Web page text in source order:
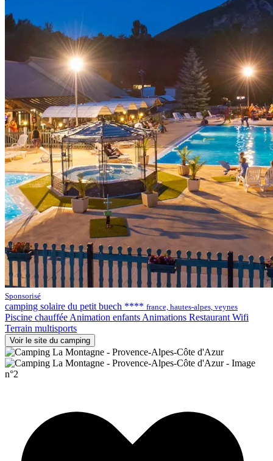
Sponsorisé
camping solaire du petit buech **** france, hautes-alpes, veynes
Piscine chaufféeAnimation enfantsAnimations RestaurantWifi
Terrain multisports
Voir le site du camping